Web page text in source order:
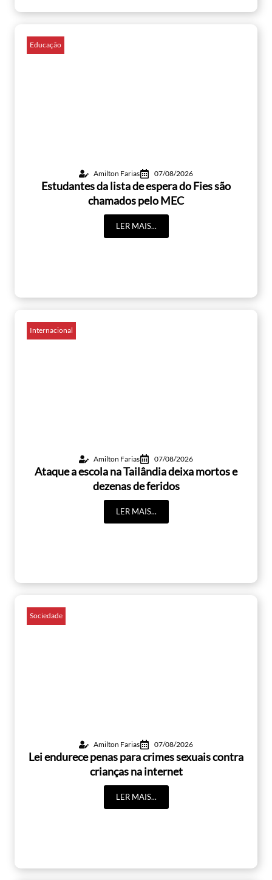
Educação
Amilton Farias 07/08/2026
Estudantes da lista de espera do Fies são
chamados pelo MEC
LER MAIS...
Internacional
Amilton Farias 07/08/2026
Ataque a escola na Tailândia deixa mortos e
dezenas de feridos
LER MAIS...
Sociedade
Amilton Farias 07/08/2026
Lei endurece penas para crimes sexuais contra
crianças na internet
LER MAIS...